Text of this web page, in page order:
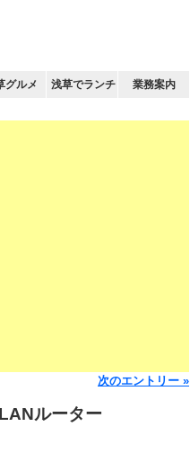
グルメ 浅草でランチ 業務案内
次のエントリー »
ルーター